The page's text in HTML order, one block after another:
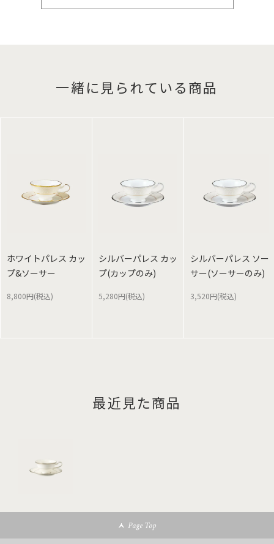
一緒に見られている商品
ホワイトパレス カッ
プ&ソーサー
8,800円(税込)
シルバーパレス カッ
プ(カップのみ)
5,280円(税込)
シルバーパレス ソー
サー(ソーサーのみ)
3,520円(税込)
最近見た商品
Page Top